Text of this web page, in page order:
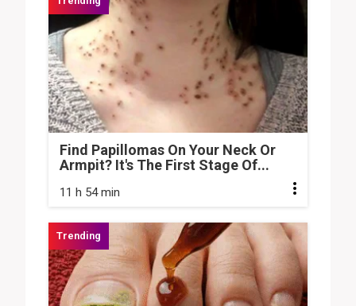
Find Papillomas On Your Neck Or
Armpit? It's The First Stage Of...
11 h 54 min